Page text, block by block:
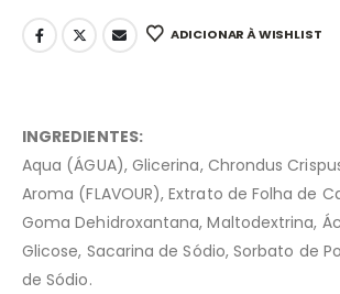
ADICIONAR À WISHLIST
INGREDIENTES:
Aqua (ÁGUA), Glicerina, Chrondus
Aroma (FLAVOUR), Extrato de Folha de
Goma Dehidroxantana, Maltodextrina,
Glicose, Sacarina de Sódio, Sorbato de
de Sódio.